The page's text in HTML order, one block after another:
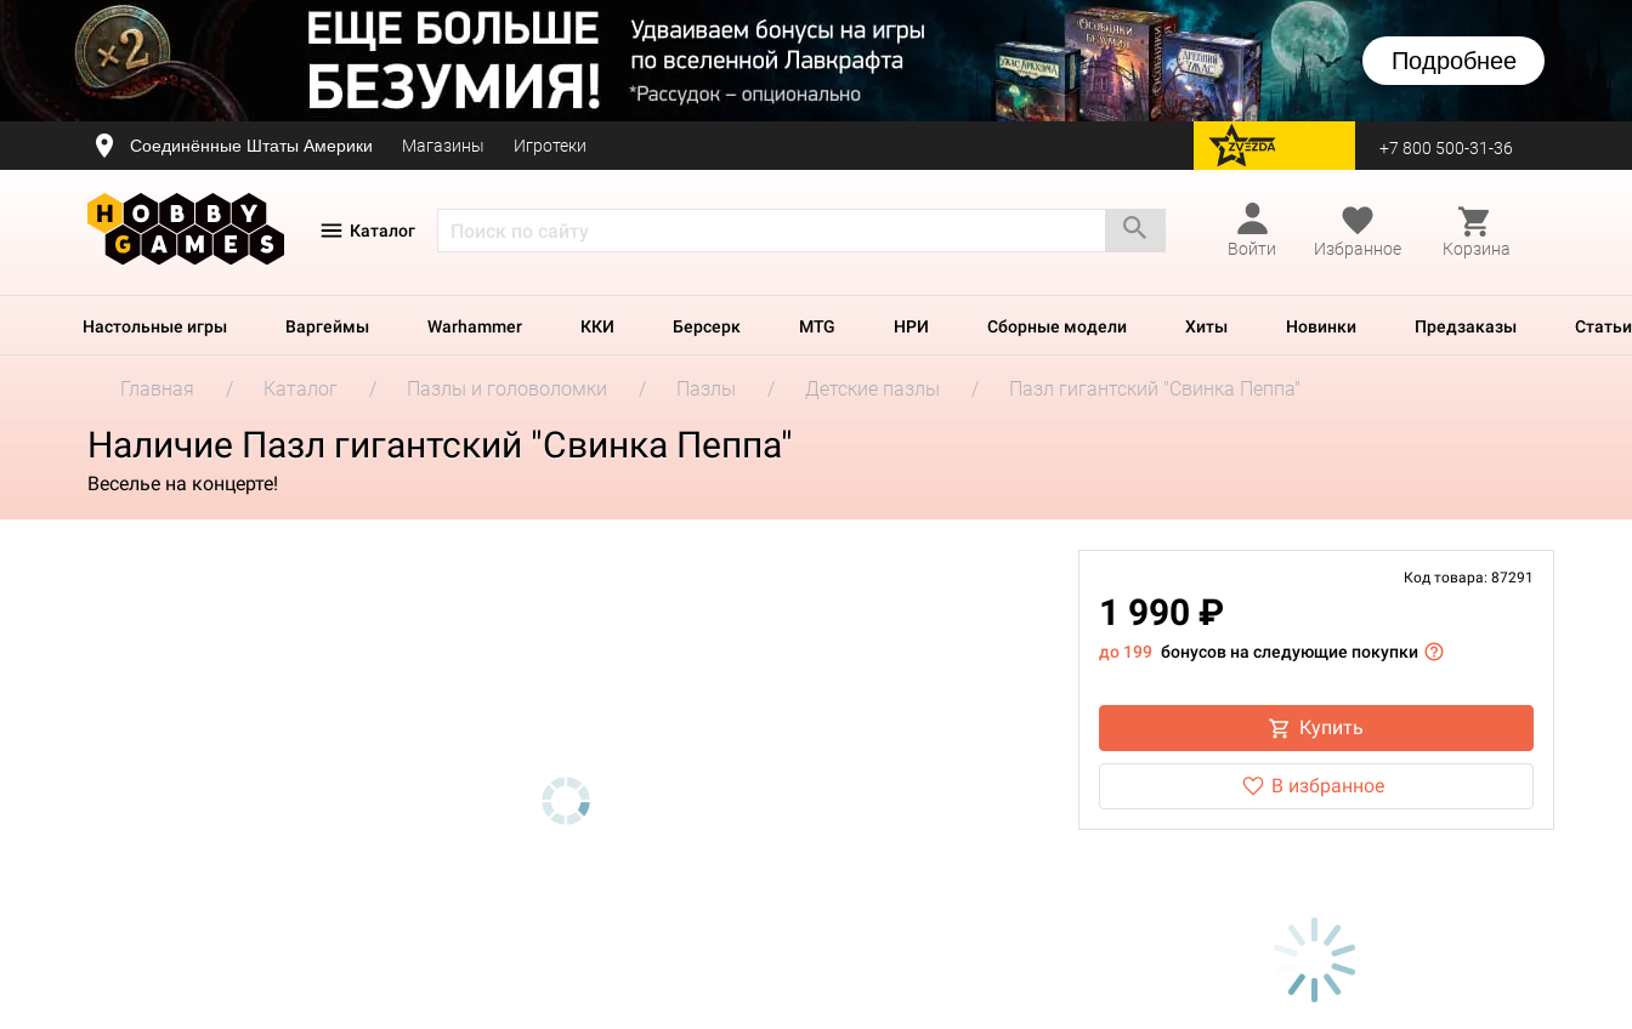
Подробнее
Соединённые Штаты Америки Магазины Игротеки перейти на Zvezda +7 800 500-31-36
Каталог
Войти
Избранное Корзина
Настольные игры Варгеймы Warhammer ККИ Берсерк MTG НРИ Сборные модели Хиты Новинки Предзаказы Статьи
Главная Каталог Пазлы и головоломки Пазлы Детские пазлы Пазл гигантский "Свинка Пеппа"
Наличие Пазл гигантский "Свинка Пеппа"
Веселье на концерте!
Код товара: 87291
1 990 ₽
до 199 бонусов на следующие покупки
Купить
В избранное